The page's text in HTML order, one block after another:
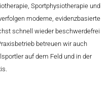
Sportphysiotherapie und
moderne, evidenzbasierte
schnell wieder beschwerdefrei
betreuen wir auch
auf dem Feld und in der